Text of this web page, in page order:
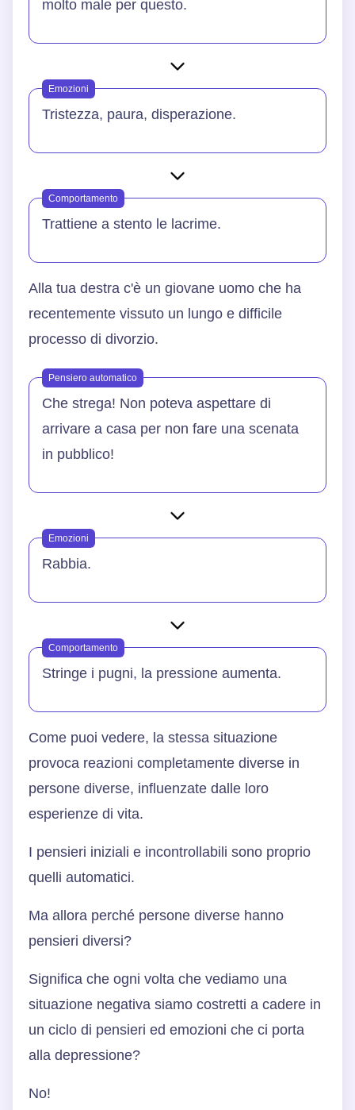
molto male per questo.
Emozioni
Tristezza, paura, disperazione.
Comportamento
Trattiene a stento le lacrime.
Alla tua destra c'è un giovane uomo che ha
recentemente vissuto un lungo e difficile
processo di divorzio.
Pensiero automatico
Che strega! Non poteva aspettare di
arrivare a casa per non fare una scenata
in pubblico!
Emozioni
Rabbia.
Comportamento
Stringe i pugni, la pressione aumenta.
Come puoi vedere, la stessa situazione
provoca reazioni completamente diverse in
persone diverse, influenzate dalle loro
esperienze di vita.
I pensieri iniziali e incontrollabili sono proprio
quelli automatici.
Ma allora perché persone diverse hanno
pensieri diversi?
Significa che ogni volta che vediamo una
situazione negativa siamo costretti a cadere in
un ciclo di pensieri ed emozioni che ci porta
alla depressione?
No!